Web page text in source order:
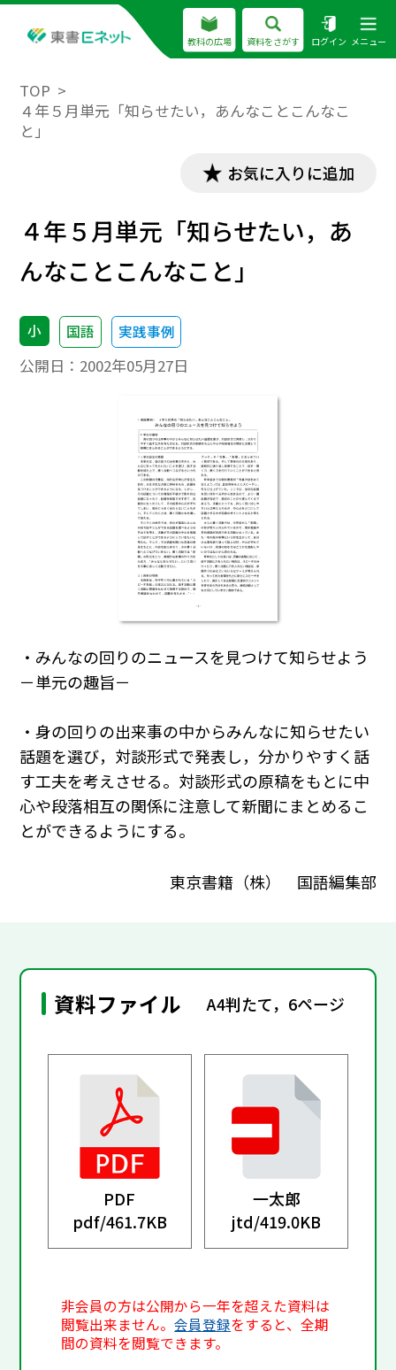
教科の広場 資料をさがす ログイン メニュー
TOP
４年５月単元「知らせたい，あんなことこんなこ
と」
お気に入りに追加
４年５月単元「知らせたい，あ
んなことこんなこと」
小 国語 実践事例
公開日： 2002年05月27日
・みんなの回りのニュースを見つけて知らせよう
－単元の趣旨－
・身の回りの出来事の中からみんなに知らせたい
話題を選び，対談形式で発表し，分かりやすく話
す工夫を考えさせる。対談形式の原稿をもとに中
心や段落相互の関係に注意して新聞にまとめるこ
とができるようにする。
東京書籍（株） 国語編集部
資料ファイル A4判たて，6ページ
PDF
pdf/461.7KB
一太郎
jtd/419.0KB
非会員の方は公開から一年を超えた資料は
閲覧出来ません。会員登録をすると、全期
間の資料を閲覧できます。